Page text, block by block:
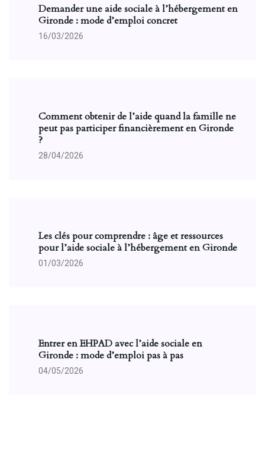
Demander une aide sociale à l’hébergement en
Gironde : mode d’emploi concret
16/03/2026
Comment obtenir de l’aide quand la famille ne
peut pas participer financièrement en Gironde
?
28/04/2026
Les clés pour comprendre : âge et ressources
pour l’aide sociale à l’hébergement en Gironde
01/03/2026
Entrer en EHPAD avec l’aide sociale en
Gironde : mode d’emploi pas à pas
04/05/2026